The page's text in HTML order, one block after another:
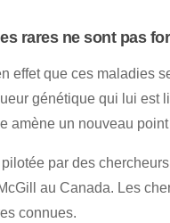
rares ne sont pas
effet que ces maladies
génétique qui lui est
amène un nouveau
pilotée par des
au Canada. Les
connues.